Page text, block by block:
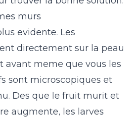
murs
evidente. Les
directement sur la peau
avant meme que vous les
sont microscopiques et
Des que le fruit murit et
augmente, les larves